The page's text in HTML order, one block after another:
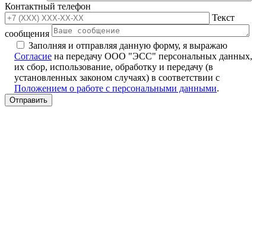
Контактный телефон
Текст
сообщения
Заполняя и отправляя данную форму, я выражаю
Согласие на передачу ООО "ЭСС" персональных данных,
их сбор, использование, обработку и передачу (в
установленных законом случаях) в соответствии с
Положением о работе с персональными данными.